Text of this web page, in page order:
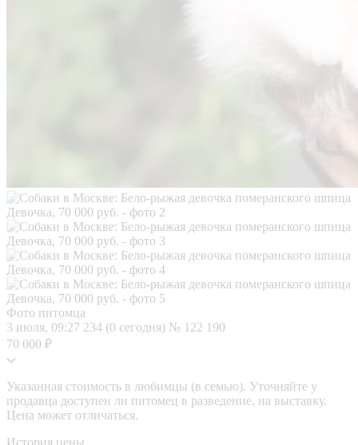
Фото питомца
3 июля, 09:27 234 (0 сегодня) № 122 190
70 000 ₽
Указанная стоимость в любимцы (в семью). Уточняйте у
продавца доступен ли питомец в разведение, на выставку.
Цена может отличаться.
История цены